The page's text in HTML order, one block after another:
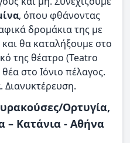
, όπου φθάνοντας
δρομάκια της με
θα καταλήξουμε στο
της θέατρο (Teatro
στο Ιόνιο πέλαγος.
. Διανυκτέρευση.
Ορτυγία,
– Κατάνια - Αθήνα